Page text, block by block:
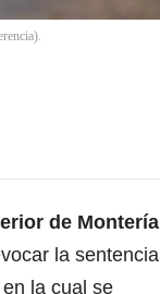
de Montería
la sentencia
la cual se